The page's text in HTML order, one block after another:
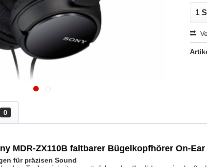
0
MDR-ZX110B faltbarer Bügelkopfhörer On-
für präzisen Sound